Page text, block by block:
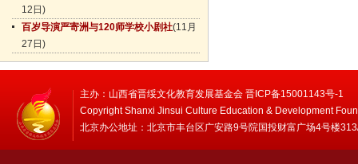
12日)
百岁导演严寄洲与120师学校小剧社(11月
27日)
主办：山西省晋绥文化教育发展基金会 晋ICP备15001143号-1
Copyright Shanxi Jinsui Culture Education & Development
北京办公地址：北京市丰台区广安路9号院国投财富广场4号楼